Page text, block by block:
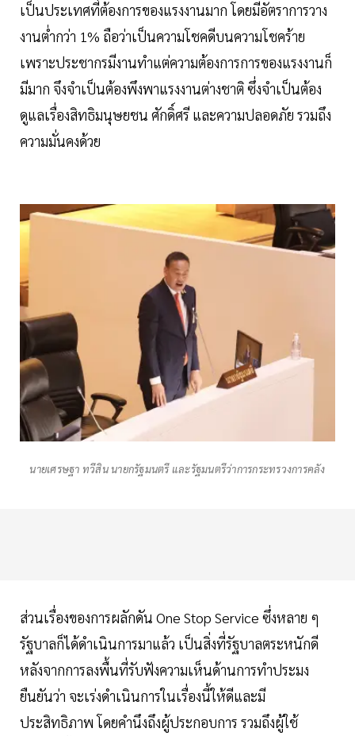
เป็นประเทศที่ต้องการของแรงงานมาก โดยมีอัตราการวาง
งานต่ำกว่า 1% ถือว่าเป็นความโชคดีบนความโชคร้าย
เพราะประชากรมีงานทำแต่ความต้องการการของแรงงานก็
มีมาก จึงจำเป็นต้องพึงพาแรงงานต่างชาติ ซึ่งจำเป็นต้อง
ดูแลเรื่องสิทธิมนุษยชน ศักดิ์ศรี และความปลอดภัย รวมถึง
ความมั่นคงด้วย
นายเศรษฐา ทวีสิน นายกรัฐมนตรี และรัฐมนตรีว่าการกระทรวงการคลัง
ส่วนเรื่องของการผลักดัน One Stop Service ซึ่งหลาย ๆ
รัฐบาลก็ได้ดำเนินการมาแล้ว เป็นสิ่งที่รัฐบาลตระหนักดี
หลังจากการลงพื้นที่รับฟังความเห็นด้านการทำประมง
ยืนยันว่า จะเร่งดำเนินการในเรื่องนี้ให้ดีและมี
ประสิทธิภาพ โดยคำนึงถึงผู้ประกอบการ รวมถึงผู้ใช้